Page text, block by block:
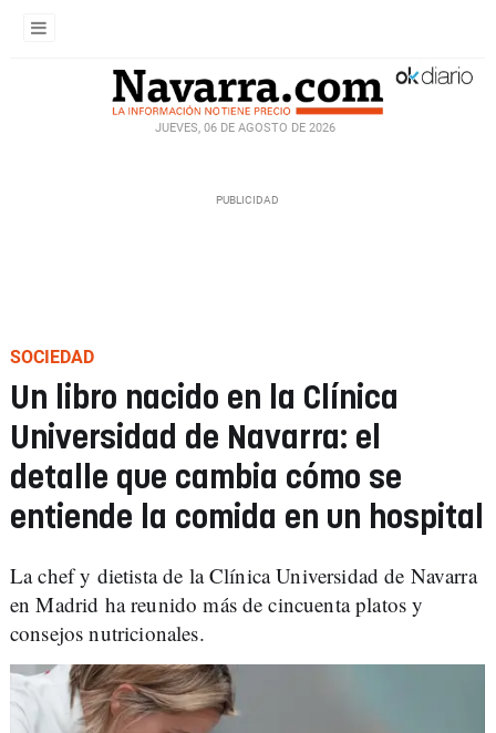
JUEVES, 06 DE AGOSTO DE 2026
SOCIEDAD
Un libro nacido en la Clínica
Universidad de Navarra: el
detalle que cambia cómo se
entiende la comida en un hospital
La chef y dietista de la Clínica Universidad de Navarra
en Madrid ha reunido más de cincuenta platos y
consejos nutricionales.